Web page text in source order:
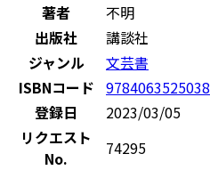
著者
不明
出版社
講談社
ジャンル
文芸書
ISBNコード 9784063525038
登録日
2023/03/05
リクエスト
No.
74295